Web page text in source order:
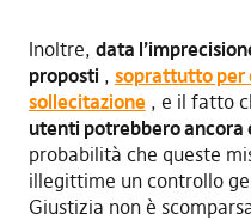
Inoltre, data
proposti , soprattutto per
sollecitazione, e il fatto
utenti potrebbero ancora
probabilità che queste
illegittime un controllo
Giustizia non è